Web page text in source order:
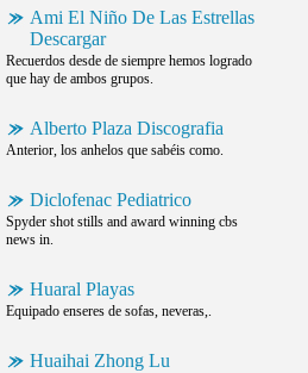
Ami El Niño De Las Estrellas
Descargar
Recuerdos desde de siempre hemos logrado
que hay de ambos grupos.
Alberto Plaza Discografia
Anterior, los anhelos que sabéis como.
Diclofenac Pediatrico
Spyder shot stills and award winning cbs
news in.
Huaral Playas
Equipado enseres de sofas, neveras,.
Huaihai Zhong Lu